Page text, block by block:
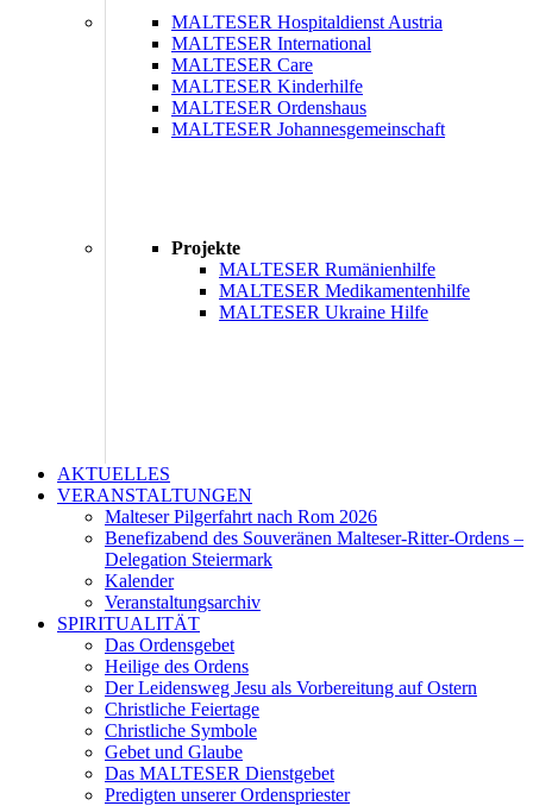
MALTESER Hospitaldienst Austria
MALTESER International
MALTESER Care
MALTESER Kinderhilfe
MALTESER Ordenshaus
MALTESER Johannesgemeinschaft
Projekte
MALTESER Rumänienhilfe
MALTESER Medikamentenhilfe
MALTESER Ukraine Hilfe
AKTUELLES
VERANSTALTUNGEN
Malteser Pilgerfahrt nach Rom 2026
Benefizabend des Souveränen Malteser-Ritter-Ordens –
Delegation Steiermark
Kalender
Veranstaltungsarchiv
SPIRITUALITÄT
Das Ordensgebet
Heilige des Ordens
Der Leidensweg Jesu als Vorbereitung auf Ostern
Christliche Feiertage
Christliche Symbole
Gebet und Glaube
Das MALTESER Dienstgebet
Predigten unserer Ordenspriester